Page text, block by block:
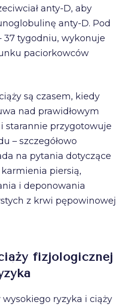
anty-D, aby
anty-D. Pod
37 tygodniu, wykonuje
paciorkowców
są czasem, kiedy
nad prawidłowym
starannie przygotowuje
– szczegółowo
na pytania dotyczące
piersią,
i deponowania
z krwi pępowinowej
fizjologicznej
ryzyka i ciąży